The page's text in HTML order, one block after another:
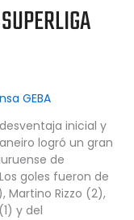
GEBA
inicial y
logró un gran
de
goles fueron de
Martino Rizzo (2),
y del